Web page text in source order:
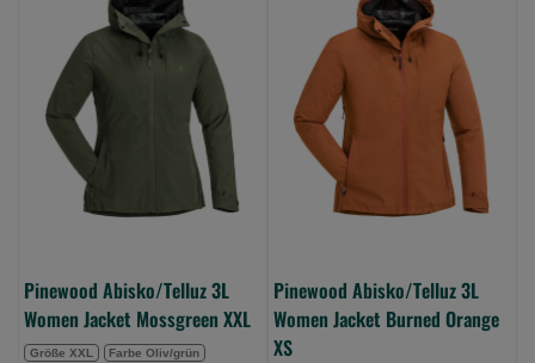
Abisko/Telluz
Women
Jacket
Mossgreen
Pinewood Abisko/Telluz 3L
Women Jacket Mossgreen XXL
Größe XXL
Farbe Oliv/grün
Abisko/Telluz
Women
Jacket
Burned
Orange
Pinewood Abisko/Telluz 3L
Women Jacket Burned Orange
XS